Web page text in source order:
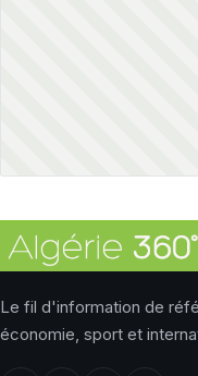
Le fil d'information de
économie, sport et